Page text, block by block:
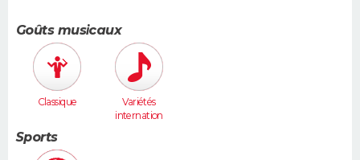
Goûts musicaux
Classique
Variétés
internation
Sports